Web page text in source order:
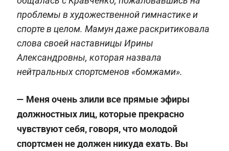
проблемы в художественной гимнастике и
спорте в целом. Мамун даже раскритиковала
слова своей наставницы Ирины
Александровны, которая назвала
нейтральных спортсменов «бомжами».
— Меня очень злили все прямые эфиры
должностных лиц, которые прекрасно
чувствуют себя, говоря, что молодой
спортсмен не должен никуда ехать. Вы